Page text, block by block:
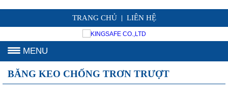
TRANG CHỦ LIÊN HỆ
MENU
BĂNG KEO CHỐNG TRƠN TRƯỢT